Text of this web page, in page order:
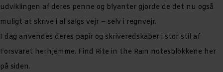
udviklingen af deres penne og blyanter gjorde de det nu også
muligt at skrive i al salgs vejr – selv i regnvejr.
I dag anvendes deres papir og skriveredskaber i stor stil af
Forsvaret herhjemme. Find Rite in the Rain notesblokkene her
på siden.